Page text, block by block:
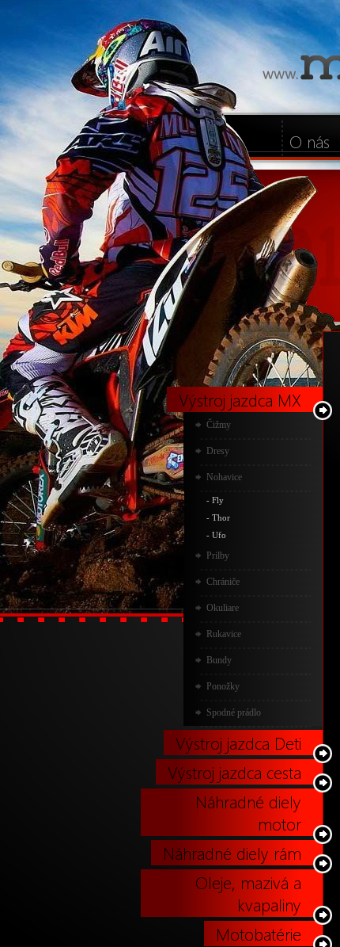
Výstroj jazdca MX
Čižmy
Dresy
Nohavice
- Fly
- Thor
- Ufo
Prilby
Chrániče
Okuliare
Rukavice
Bundy
Ponožky
Spodné prádlo
Výstroj jazdca Deti
Výstroj jazdca cesta
Náhradné diely
motor
Náhradné diely rám
Oleje, mazivá a
kvapaliny
Motobatérie
O nás